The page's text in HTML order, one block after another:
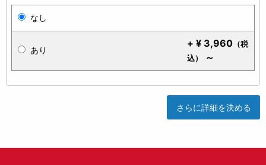
なし
あり
+ ¥ 3,960 （税
込）
～
さらに詳細を決める